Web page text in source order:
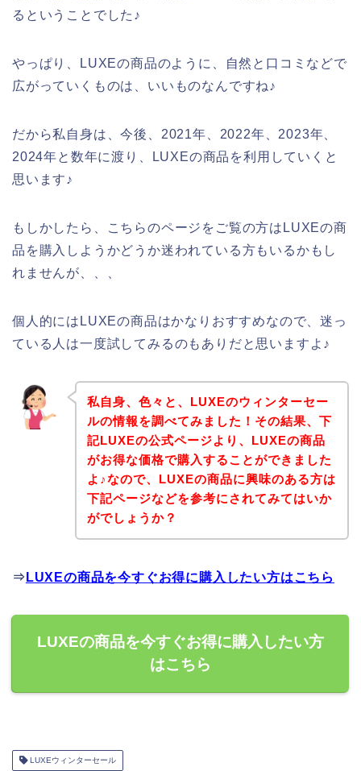
るということでした♪
やっぱり、LUXEの商品のように、自然と口コミなどで
広がっていくものは、いいものなんですね♪
だから私自身は、今後、2021年、2022年、2023年、
2024年と数年に渡り、LUXEの商品を利用していくと
思います♪
もしかしたら、こちらのページをご覧の方はLUXEの商
品を購入しようかどうか迷われている方もいるかもし
れませんが、、、
個人的にはLUXEの商品はかなりおすすめなので、迷っ
ている人は一度試してみるのもありだと思いますよ♪
私自身、色々と、LUXEのウィンターセー
ルの情報を調べてみました！その結果、下
記LUXEの公式ページより、LUXEの商品
がお得な価格で購入することができました
よ♪なので、LUXEの商品に興味のある方は
下記ページなどを参考にされてみてはいか
がでしょうか？
⇒ LUXEの商品を今すぐお得に購入したい方はこちら
LUXEの商品を今すぐお得に購入したい方
はこちら
LUXEウィンターセール